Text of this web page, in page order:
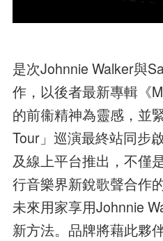
是次Johnnie Walker與
作，以後者最新專輯《
的前䘙精神為靈感，並
Tour」巡演最終站同步
及線上平台推出，不僅
行音樂界新銳歌聲合作
未來用家享用Johnnie
新方法。品牌將藉此夥